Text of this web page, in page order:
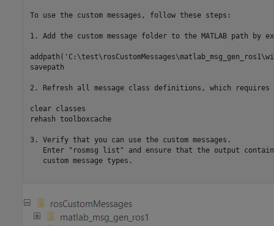
To use the custom messages, follow these steps:
1. Add the custom message folder to the MATLAB path by
savepath
2. Refresh all message class definitions, which requires
clear classes
rehash toolboxcache
3. Verify that you can use the custom messages.
Enter "rosmsg list" and ensure that the output
   custom message types.